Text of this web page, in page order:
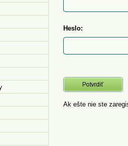
Heslo:
Ak ešte nie ste